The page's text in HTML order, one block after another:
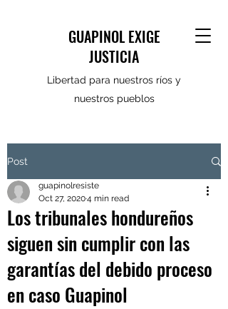
GUAPINOL EXIGE
JUSTICIA
Libertad para nuestros ríos y
nuestros pueblos
Post
Los tribunales hondureños
siguen sin cumplir con las
garantías del debido proceso
en caso Guapinol
guapinolresiste
Oct 27, 20204 min read